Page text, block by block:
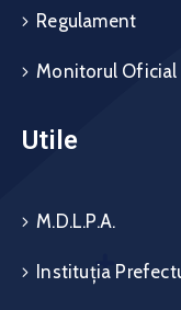
Regulament
Monitorul Oficial
Utile
M.D.L.P.A.
Instituția